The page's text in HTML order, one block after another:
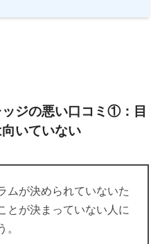
ジの悪い口コミ①：目
いていない
ムが決められていないた
とが決まっていない人に
。